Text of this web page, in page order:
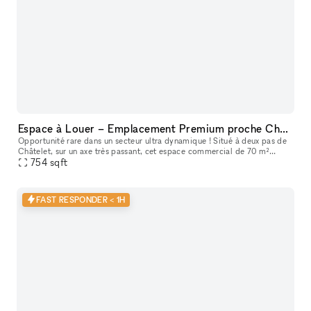
Espace à Louer – Emplacement Premium proche Châtelet
Opportunité rare dans un secteur ultra dynamique ! Situé à deux pas de
Châtelet, sur un axe très passant, cet espace commercial de 70 m²
bénéficie de la clientèle de RETRO, qui a fait ses preuves d
754 sqft
FAST RESPONDER < 1H